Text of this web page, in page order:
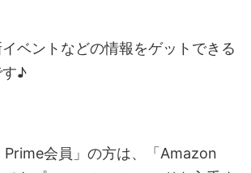
ベントなどの情報をゲットできる
す♪
Prime会員」の方は、「Amazon